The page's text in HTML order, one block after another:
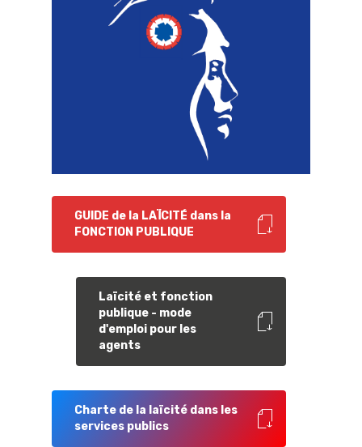
GUIDE de la LAÏCITÉ dans la
FONCTION PUBLIQUE
Laïcité et fonction
publique - mode
d'emploi pour les
agents
Charte de la laïcité dans les
services publics